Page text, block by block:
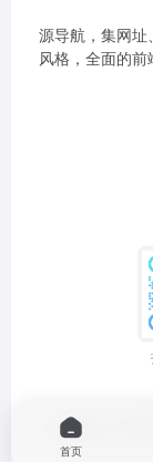
源导航，集网
风格，全面的
Copyright © 2026
首页